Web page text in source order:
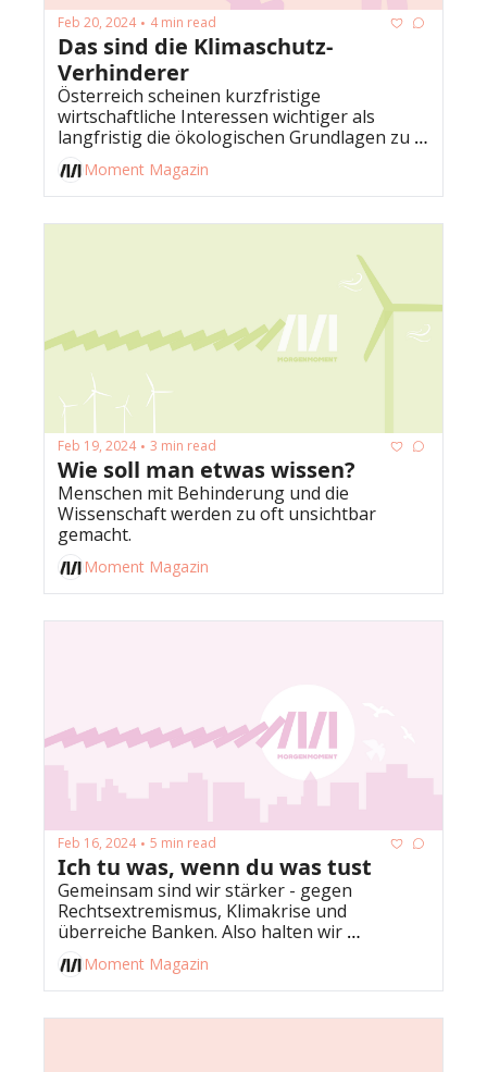
Feb 20, 2024 • 4 min read
Das sind die Klimaschutz-
Verhinderer
Österreich scheinen kurzfristige
wirtschaftliche Interessen wichtiger als
langfristig die ökologischen Grundlagen zu
sichern. Ganz Österreich Nein. Wer da
blockiert.
Moment Magazin
Feb 19, 2024 • 3 min read
Wie soll man etwas wissen?
Menschen mit Behinderung und die
Wissenschaft werden zu oft unsichtbar
Moment Magazin
Feb 16, 2024 • 5 min read
Ich tu was, wenn du was tust
Gemeinsam sind wir stärker - gegen
Rechtsextremismus, Klimakrise und
überreiche Banken. Also halten wir
zusammen.
Moment Magazin